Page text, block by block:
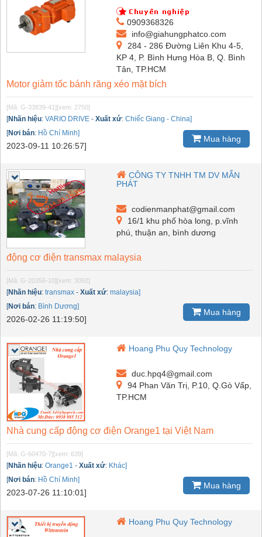
0909368326
info@giahungphatco.com
284 - 286 Đường Liên Khu 4-5,
KP 4, P. Bình Hưng Hòa B, Q. Bình
Tân, TP.HCM
Motor giảm tốc bánh răng xéo mặt bích
[Mã: G-33839-41][xem: 2750]
[Nhãn hiệu: VARIO DRIVE - Xuất xứ: Chiếc Giang - China]
[Nơi bán: Hồ Chí Minh]
2023-09-11 10:26:57]
Mua hàng
CÔNG TY TNHH TM DV MẪN
PHÁT
codienmanphat@gmail.com
16/1 khu phố hòa long, p.vĩnh
phú, thuận an, bình dương
động cơ điện transmax malaysia
[Mã: G-20356-10][xem: 3092]
[Nhãn hiệu: transmax - Xuất xứ: malaysia]
[Nơi bán: Bình Dương]
2026-02-26 11:19:50]
Mua hàng
Hoang Phu Quy Technology
duc.hpq4@gmail.com
94 Phan Văn Trị, P.10, Q.Gò Vấp,
TP.HCM
Nhà cung cấp động cơ điện Orange1 tại Việt Nam
[Mã: G-60470-7][xem: 639]
[Nhãn hiệu: Orange1 - Xuất xứ: Khác]
[Nơi bán: Hồ Chí Minh]
2023-07-26 11:10:01]
Mua hàng
Hoang Phu Quy Technology